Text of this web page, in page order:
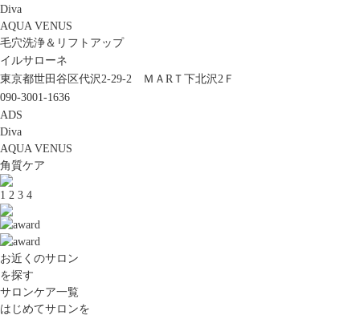
Diva
AQUA VENUS
毛穴洗浄＆リフトアップ
イルサローネ
東京都世田谷区代沢2-29-2 ＭＡRＴ下北沢2Ｆ
090-3001-1636
ADS
Diva
AQUA VENUS
角質ケア
1 2 3 4
お近くのサロン
を探す
サロンケア一覧
はじめてサロンを